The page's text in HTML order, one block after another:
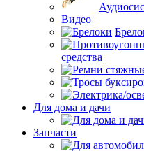
Видео
средства
Для дома и дачи
Запчасти